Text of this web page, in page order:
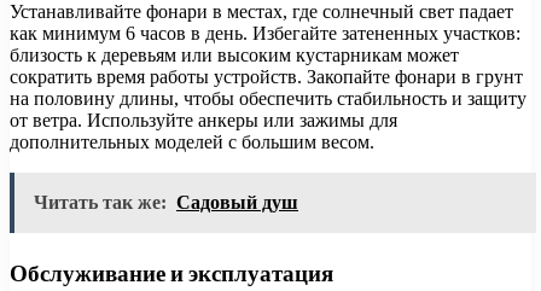
Устанавливайте фонари в местах, где солнечный свет падает
как минимум 6 часов в день. Избегайте затененных участков:
близость к деревьям или высоким кустарникам может
сократить время работы устройств. Закопайте фонари в грунт
на половину длины, чтобы обеспечить стабильность и защиту
от ветра. Используйте анкеры или зажимы для
дополнительных моделей с большим весом.
Читать так же: Садовый душ
Обслуживание и эксплуатация